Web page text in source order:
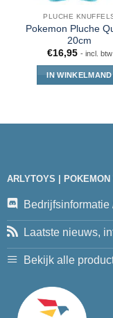
PLUCHE
Pokemon Pluche
20cm
€16,95 - incl. btw
IN WINKELMAND
ARLYTOYS |
Laatste nieuws,
Bekijk alle